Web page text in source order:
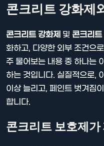
콘크리트 강화제
콘크리트 강화제 및 콘크리트
화하고, 다양한 외부 조건으
주 물어보는 내용 중 하나는
하는 것입니다. 실질적으로,
이상 늘리고, 페인트 벗겨짐
합니다.
콘크리트 보호제